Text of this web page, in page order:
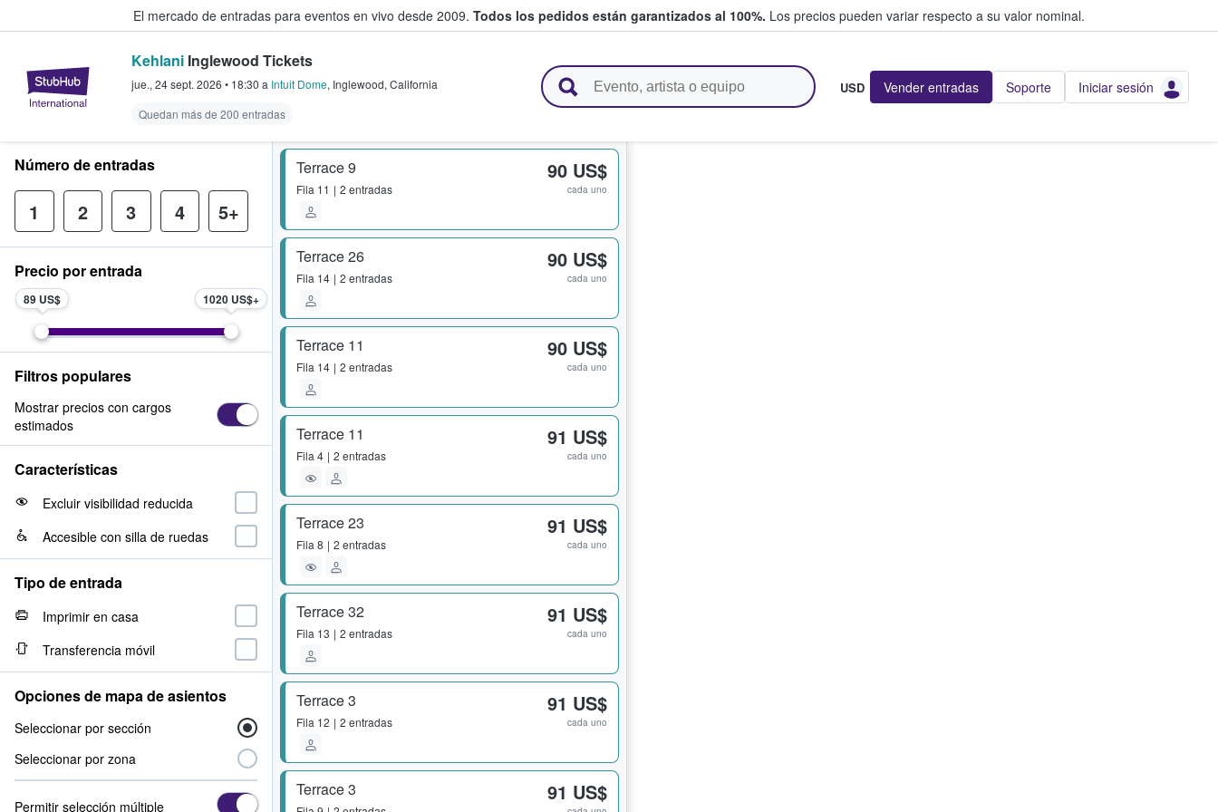
El mercado de entradas para eventos en vivo desde 2009. Todos los pedidos están garantizados al 100%. Los precios pueden variar respecto a su valor nominal.
StubHub: compra y venta de entradas entre fans
Kehlani Inglewood Tickets
jue., 24 sept. 2026 • 18:30 a Intuit Dome, Inglewood, California
Quedan más de 200 entradas
USD Vender entradas Soporte Iniciar sesión
Terrace 9
Fila 11 2 entradas
90 US$
cada uno
Terrace 26
Fila 14 2 entradas
90 US$
cada uno
Terrace 11
Fila 14 2 entradas
90 US$
cada uno
Terrace 11
Fila 4 2 entradas
91 US$
cada uno
Terrace 23
Fila 8 2 entradas
91 US$
cada uno
Terrace 32
Fila 13 2 entradas
91 US$
cada uno
Terrace 3
Fila 12 2 entradas
91 US$
cada uno
Terrace 3 91 US$
Número de entradas
1 2 3 4 5+
Precio por entrada
89 US$ 1020 US$
Filtros populares
Mostrar precios con cargos
estimados
Características
Excluir visibilidad reducida
Accesible con silla de ruedas
Tipo de entrada
Imprimir en casa
Transferencia móvil
Opciones de mapa de asientos
Seleccionar por sección
Seleccionar por zona
Permitir selección múltiple